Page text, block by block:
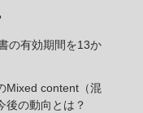
の有効期間を13か
Mixed content（混
後の動向とは？